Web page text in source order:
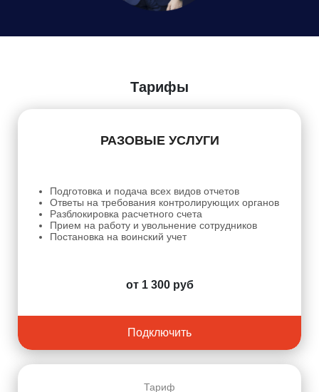
Тарифы
РАЗОВЫЕ УСЛУГИ
Подготовка и подача всех видов отчетов
Ответы на требования контролирующих органов
Разблокировка расчетного счета
Прием на работу и увольнение сотрудников
Постановка на воинский учет
от 1 300 руб
Подключить
Тариф
Согласие на обработку персональных данных